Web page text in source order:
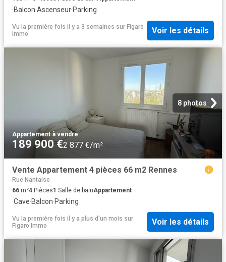
·Balcon·Ascenseur·Parking
Vu la première fois il y a 3 semaines sur Figaro
Immo
Voir les détails
8 photos
Appartement·à vendre
189 900 €2 877 €/m²
Vente Appartement 4 pièces 66 m2 Rennes
Rue Nantaise
66 m²4 Pièces1 Salle de bainAppartement
·Cave·Balcon·Parking
Vu la première fois il y a plus d'un mois sur
Figaro Immo
Voir les détails